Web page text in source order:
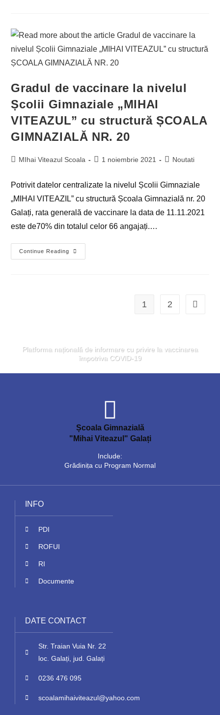
Gradul de vaccinare la nivelul
Școlii Gimnaziale „MIHAI
VITEAZUL” cu structură ȘCOALA
GIMNAZIALĂ NR. 20
MIhai Viteazul Scoala 1 noiembrie 2021 Noutati
Potrivit datelor centralizate la nivelul Școlii Gimnaziale
„MIHAI VITEAZIL” cu structură Școala Gimnazială nr. 20
Galați, rata generală de vaccinare la data de 11.11.2021
este de70% din totalul celor 66 angajați.…
Continue Reading
1 2
Platforma națională de informare cu privire la vaccinarea
împotriva COVID-19
Școala Gimnazială
"Mihai Viteazul" Galați
Include:
Grădiniṭa cu Program Normal
INFO
PDI
ROFUI
RI
Documente
DATE CONTACT
Str. Traian Vuia Nr. 22
loc. Galați, jud. Galați
0236 476 095
scoalamihaiviteazul@yahoo com